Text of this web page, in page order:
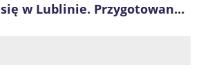
się w Lublinie. Przygotowano